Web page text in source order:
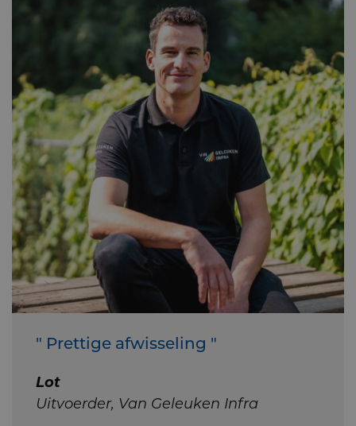
" Prettige afwisseling "
Lot
Uitvoerder, Van Geleuken Infra